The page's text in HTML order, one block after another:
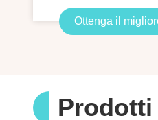
Ottenga il
Prodotti